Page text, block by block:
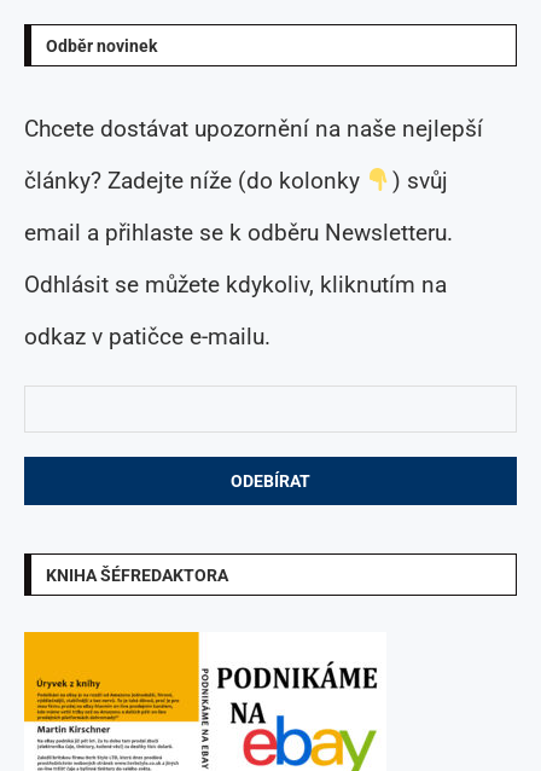
Odběr novinek
Chcete dostávat upozornění na naše nejlepší
články? Zadejte níže (do kolonky
) svůj
email a přihlaste se k odběru Newsletteru.
Odhlásit se můžete kdykoliv, kliknutím na
odkaz v patičce e-mailu.
KNIHA ŠÉFREDAKTORA